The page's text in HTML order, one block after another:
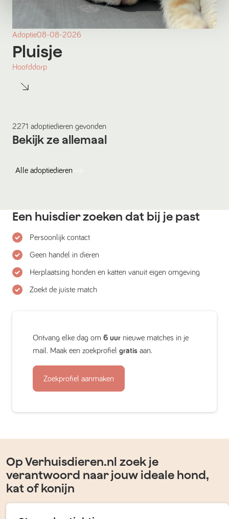
Adoptie08-08-2026
Pluisje
Hoofddorp
2271 adoptiedieren gevonden
Bekijk ze allemaal
Alle adoptiedieren
Een huisdier zoeken dat bij je past
Persoonlijk contact
Geen handel in dieren
Herplaatsing honden en katten vanuit eigen omgeving
Zoekt de juiste match
Ontvang elke dag om 6 uur nieuwe matches in je
mail. Maak een zoekprofiel gratis aan.
Zoekprofiel aanmaken
Op Verhuisdieren.nl zoek je
verantwoord naar jouw ideale hond,
kat of konijn